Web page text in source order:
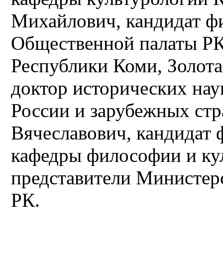
Михайлович, кандидат
Общественной палаты
Республики Коми,
доктор исторических
России и зарубежных
Вячеславович,
кафедры философии и
представители
РК.